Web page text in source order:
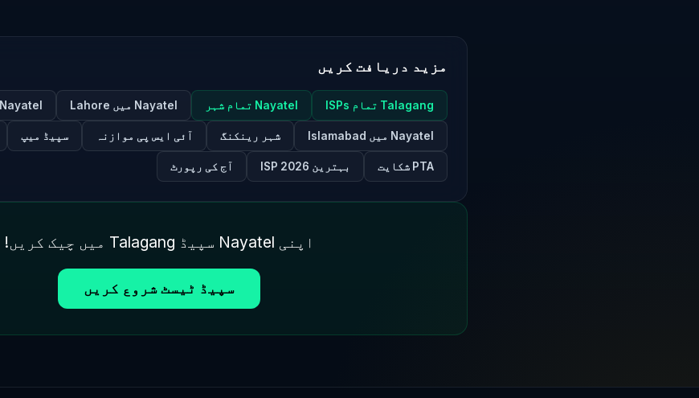
مزید دریافت کریں
Talagang تمام ISPs Nayatel تمام شہر Nayatel میں Lahore Nayatel میں Karachi
Nayatel میں Islamabad شہر رینکنگ آئی ایس پی موازنہ سپیڈ میپ
PTA شکایت بہترین ISP 2026 آج کی رپورٹ
اپنی Nayatel سپیڈ Talagang میں چیک کریں!
سپیڈ ٹیسٹ شروع کریں